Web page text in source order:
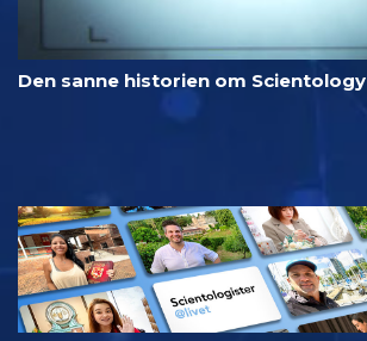
Den sanne historien om Scientology